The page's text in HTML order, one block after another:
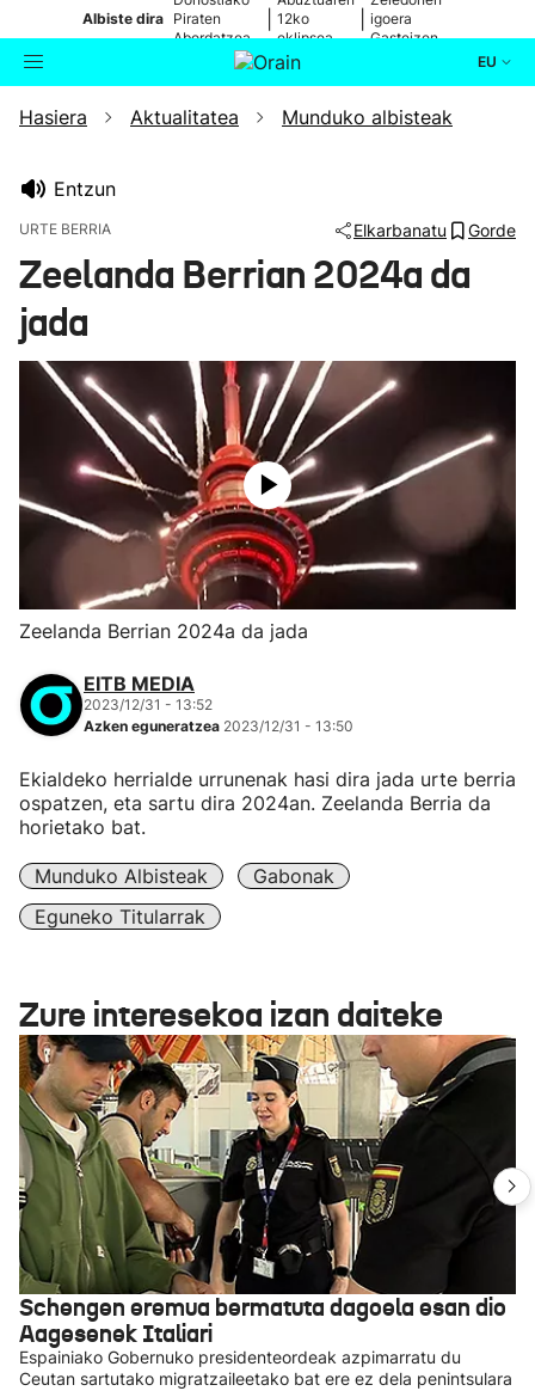
Albiste dira Piraten
Abordatzea
12ko
eklipsea
igoera
Gasteizen
EU
Bilatzailea Aktualitatea
Eguraldia
Hasiera Aktualitatea Munduko albisteak
Entzun
URTE BERRIA Elkarbanatu Gorde
Zeelanda Berrian 2024a da
jada
Zeelanda Berrian 2024a da jada
EITB MEDIA
2023/12/31 - 13:52
Azken eguneratzea 2023/12/31 - 13:50
Ekialdeko herrialde urrunenak hasi dira jada urte berria
ospatzen, eta sartu dira 2024an. Zeelanda Berria da
horietako bat.
Munduko Albisteak
Gabonak
Eguneko Titularrak
Zure interesekoa izan daiteke
Schengen eremua bermatuta dagoela esan dio
Aagesenek Italiari
Espainiako Gobernuko presidenteordeak azpimarratu du
Ceutan sartutako migratzaileetako bat ere ez dela penintsulara